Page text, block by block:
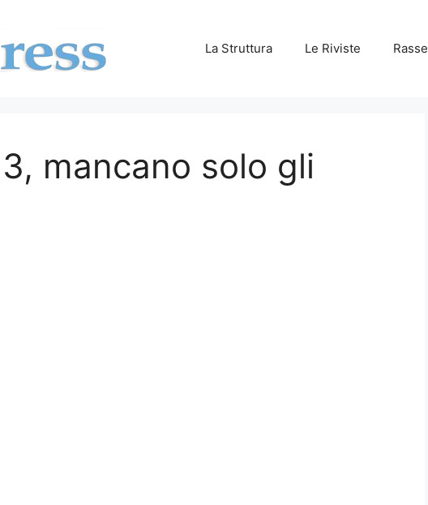
La Struttura Le Riviste
mancano solo gli